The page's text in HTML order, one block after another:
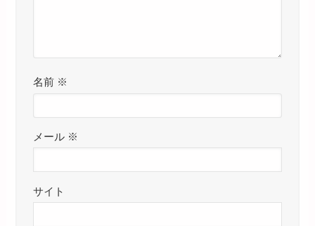
名前 ※
メール ※
サイト